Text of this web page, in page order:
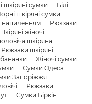
шкіряні сумки
Білі
шкіряні сумки
напиленням
Рюкзаки
Шкіряні жіночі
шкіряна
Рюкзаки шкіряні
бананки
Жіночі сумки
Сумки Одеса
Запоріжжя
Рюкзаки
Сумки Біркін